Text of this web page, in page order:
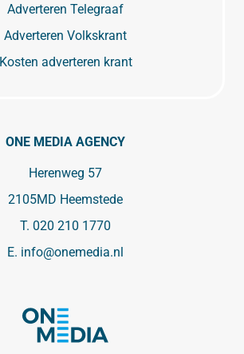
Adverteren Telegraaf
Adverteren Volkskrant
Kosten adverteren krant
ONE MEDIA AGENCY
Herenweg 57
2105MD Heemstede
T. 020 210 1770
E. info@onemedia.nl